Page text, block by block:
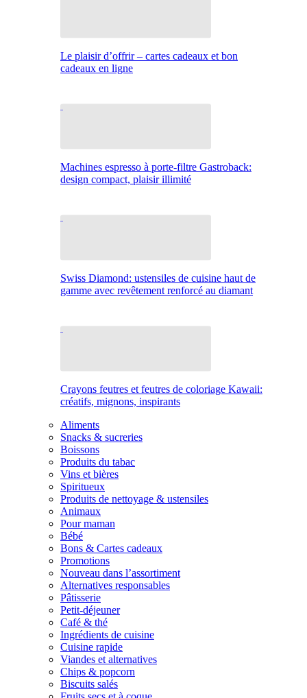
Le plaisir d’offrir – cartes cadeaux et bon
cadeaux en ligne
Machines espresso à porte-filtre Gastroback:
design compact, plaisir illimité
Swiss Diamond: ustensiles de cuisine haut de
gamme avec revêtement renforcé au diamant
Crayons feutres et feutres de coloriage Kawaii:
créatifs, mignons, inspirants
Aliments
Snacks & sucreries
Boissons
Produits du tabac
Vins et bières
Spiritueux
Produits de nettoyage & ustensiles
Animaux
Pour maman
Bébé
Bons & Cartes cadeaux
Promotions
Nouveau dans l’assortiment
Alternatives responsables
Pâtisserie
Petit-déjeuner
Café & thé
Ingrédients de cuisine
Cuisine rapide
Viandes et alternatives
Chips & popcorn
Biscuits salés